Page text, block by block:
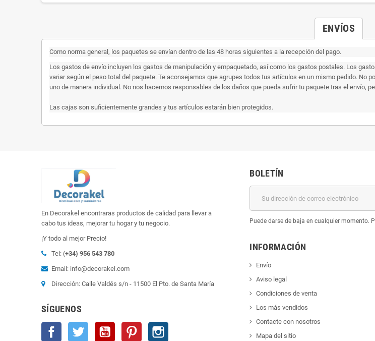
ENVÍOS
Como norma general, los paquetes se envían dentro de las 48 horas siguientes a la recepción del pago.
Los gastos de envío incluyen los gastos de manipulación y empaquetado, así como los gastos postales. Los
variar según el peso total del paquete. Te aconsejamos que agrupes todos tus artículos en un mismo pedido. No
uno de manera individual. No nos hacemos responsables de los daños que pueda sufrir tu paquete tras el envío,
Las cajas son suficientemente grandes y tus artículos estarán bien protegidos.
En Decorakel encontraras productos de calidad para llevar a
cabo tus ideas, mejorar tu hogar y tu negocio.
¡Y todo al mejor Precio!
Tel: (+34) 956 543 780
Email: info@decorakel.com
Dirección: Calle Valdés s/n - 11500 El Pto. de Santa María
SÍGUENOS
Facebook Twitter YouTube Pinterest
BOLETÍN
Puede darse de baja en cualquier momento.
INFORMACIÓN
Envío
Aviso legal
Condiciones de venta
Los más vendidos
Contacte con nosotros
Mapa del sitio